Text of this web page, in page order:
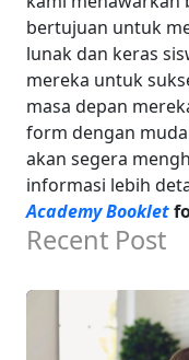
bertujuan untuk
lunak dan keras
mereka untuk
masa depan
form dengan
akan segera
informasi lebih
Academy Booklet
Recent Post